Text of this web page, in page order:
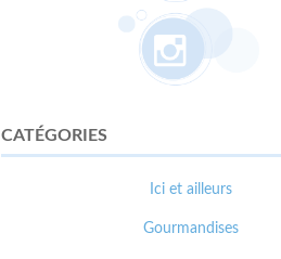
CATÉGORIES
Ici et ailleurs
Gourmandises